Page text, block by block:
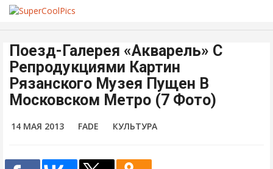
Поезд-Галерея «Акварель» С
Репродукциями Картин
Рязанского Музея Пущен В
Московском Метро (7 Фото)
14 МАЯ 2013 FADE КУЛЬТУРА